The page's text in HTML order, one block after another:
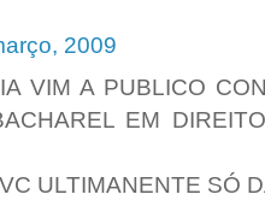
2009
VIM A PUBLICO
EM
ULTIMANENTE SÓ